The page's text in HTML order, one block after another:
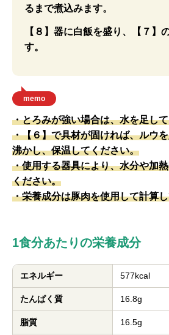
るまで煮込みます。
【８】器に白飯を盛り、【７】
す。
memo
・とろみが強い場合は、水を足し
・【６】で具材が固ければ、ルウ
沸かし、保温してください。
・使用する器具により、水分や加
ください。
・栄養成分は豚肉を使用して計算
1食分あたりの栄養成分
エネルギー 577kcal
たんぱく質 16.8g
脂質 16.5g